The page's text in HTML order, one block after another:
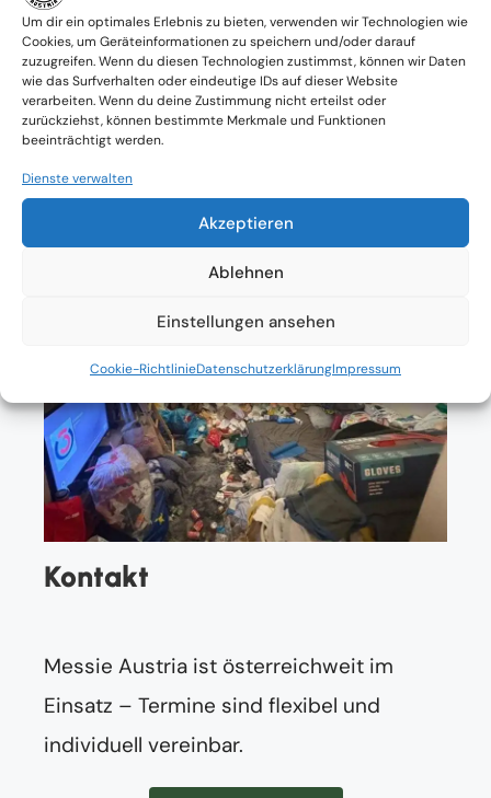
Um dir ein optimales Erlebnis zu bieten, verwenden wir Technologien wie
Cookies, um Geräteinformationen zu speichern und/oder darauf
zuzugreifen. Wenn du diesen Technologien zustimmst, können wir Daten
wie das Surfverhalten oder eindeutige IDs auf dieser Website
verarbeiten. Wenn du deine Zustimmung nicht erteilst oder
zurückziehst, können bestimmte Merkmale und Funktionen
beeinträchtigt werden.
Dienste verwalten
Akzeptieren
Ablehnen
Einstellungen ansehen
Cookie-RichtlinieDatenschutzerklärungImpressum
Verfügbarkeit: Österreichweit
Absolute Diskretion & keine
Zusammenarbeit mit Ämtern ohne
Einverständnis
Kontakt
Messie Austria ist österreichweit im
Einsatz – Termine sind flexibel und
individuell vereinbar.